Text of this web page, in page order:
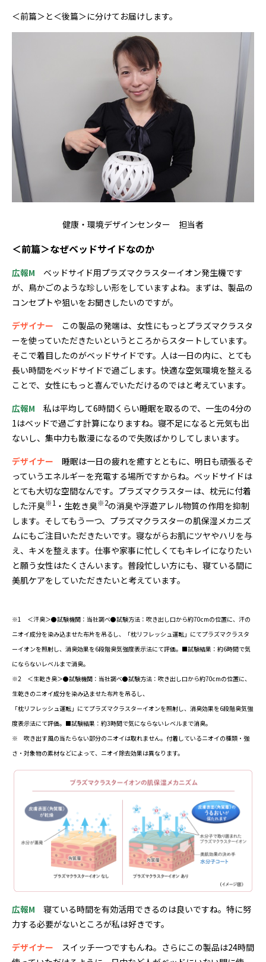
＜前篇＞と＜後篇＞に分けてお届けします。
健康・環境デザインセンター 担当者
＜前篇＞なぜベッドサイドなのか
広報M ベッドサイド用プラズマクラスターイオン発生機です
が、鳥かごのような珍しい形をしていますよね。まずは、製品の
コンセプトや狙いをお聞きしたいのですが。
デザイナー この製品の発端は、女性にもっとプラズマクラスタ
ーを使っていただきたいというところからスタートしています。
そこで着目したのがベッドサイドです。人は一日の内に、とても
長い時間をベッドサイドで過ごします。快適な空気環境を整える
ことで、女性にもっと喜んでいただけるのではと考えています。
広報M 私は平均して6時間くらい睡眠を取るので、一生の4分の
1はベッドで過ごす計算になりますね。寝不足になると元気も出
ないし、集中力も散漫になるので失敗ばかりしてしまいます。
デザイナー 睡眠は一日の疲れを癒すとともに、明日も頑張るぞ
っていうエネルギーを充電する場所ですからね。ベッドサイドは
とても大切な空間なんです。プラズマクラスターは、枕元に付着
した汗臭※1 ・生乾き臭※2の消臭や浮遊アレル物質の作用を抑制
します。そしてもう一つ、プラズマクラスターの肌保湿メカニズ
ムにもご注目いただきたいです。寝ながらお肌にツヤやハリを与
え、キメを整えます。仕事や家事に忙しくてもキレイになりたい
と願う女性はたくさんいます。普段忙しい方にも、寝ている間に
美肌ケアをしていただきたいと考えています。
※1 ＜汗臭＞●試験機関：当社調べ●試験方法：吹き出し口から約70cmの位置に、汗の
ニオイ成分を染み込ませた布片を吊るし、「枕リフレッシュ運転」にてプラズマクラスタ
ーイオンを照射し、消臭効果を6段階臭気強度表示法にて評価。■試験結果：約6時間で気
にならないレベルまで消臭。
※2 ＜生乾き臭＞●試験機関：当社調べ●試験方法：吹き出し口から約70cmの位置に、
生乾きのニオイ成分を染み込ませた布片を吊るし、
「枕リフレッシュ運転」にてプラズマクラスターイオンを照射し、消臭効果を6段階臭気強
度表示法にて評価。■試験結果：約3時間で気にならないレベルまで消臭。
※ 吹き出す風の当たらない部分のニオイは取れません。付着しているニオイの種類・強
さ・対象物の素材などによって、ニオイ除去効果は異なります。
広報M 寝ている時間を有効活用できるのは良いですね。特に努
力する必要がないところが私は好きです。
デザイナー スイッチ一つですもんね。さらにこの製品は24時間